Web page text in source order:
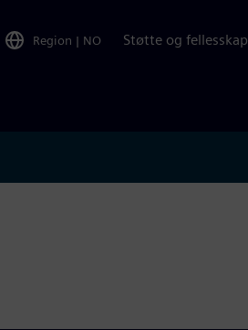
Region | NO Støtte og fellesskap